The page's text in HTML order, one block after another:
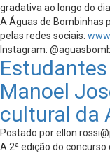
gradativa ao longo do dia.
A Águas de Bombinhas
pelas redes sociais:
Instagram:
Manoel
cultural da
Postado por
A 2ª edição do